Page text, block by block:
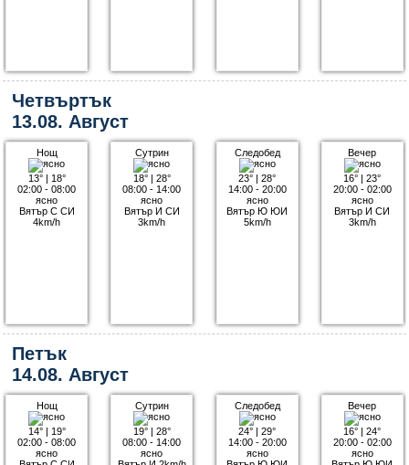
Четвъртък
13.08. Август
Нощ
13°| 18°
02:00 - 08:00
ясно
Вятър С СИ
4km/h
Сутрин
18°| 28°
08:00 - 14:00
ясно
Вятър И СИ
3km/h
Следобед
23° |28°
14:00 - 20:00
ясно
Вятър Ю ЮИ
5km/h
Вечер
16° |23°
20:00 - 02:00
ясно
Вятър И СИ
3km/h
Петък
14.08. Август
Нощ
14°| 19°
02:00 - 08:00
ясно
Сутрин
19°| 28°
08:00 - 14:00
ясно
Следобед
24° |29°
14:00 - 20:00
ясно
Вечер
16° |24°
20:00 - 02:00
ясно